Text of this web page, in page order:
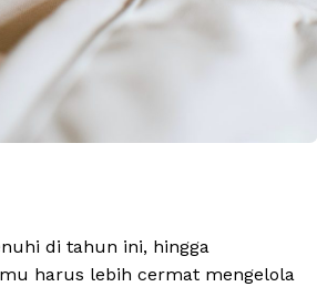
di tahun ini, hingga
harus lebih cermat mengelola